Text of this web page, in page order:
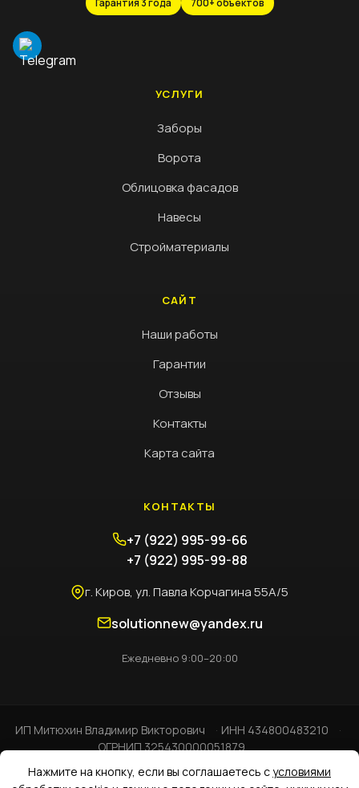
Гарантия 3 года 700+ объектов
УСЛУГИ
Заборы
Ворота
Облицовка фасадов
Навесы
Стройматериалы
САЙТ
Наши работы
Гарантии
Отзывы
Контакты
Карта сайта
КОНТАКТЫ
+7 (922) 995-99-66
+7 (922) 995-99-88
г. Киров, ул. Павла Корчагина 55А/5
solutionnew@yandex.ru
Ежедневно 9:00–20:00
ИП Митюхин Владимир Викторович⁠
ИНН 434800483210
ОГРНИП 325430000051879
Нажмите на кнопку, если вы соглашаетесь сусловиями